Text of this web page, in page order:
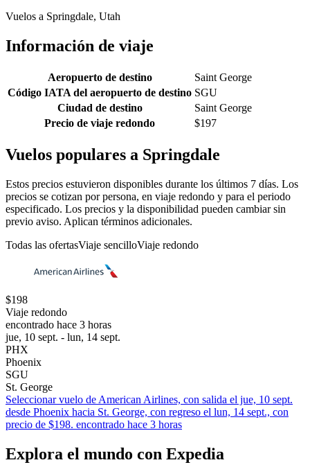
Vuelos a Springdale, Utah
Información de viaje
Aeropuerto de destino
Saint George
Código IATA del aeropuerto de destino SGU
Ciudad de destino
Saint George
Precio de viaje redondo
$197
Vuelos populares a Springdale
Estos precios estuvieron disponibles durante los últimos 7 días. Los
precios se cotizan por persona, en viaje redondo y para el periodo
especificado. Los precios y la disponibilidad pueden cambiar sin
previo aviso. Aplican términos adicionales.
Todas las ofertasViaje sencilloViaje redondo
$198
Viaje redondo
encontrado hace 3 horas
jue, 10 sept. - lun, 14 sept.
PHX
Phoenix
SGU
St. George
Seleccionar vuelo de American Airlines, con salida el jue, 10 sept.
desde Phoenix hacia St. George, con regreso el lun, 14 sept., con
precio de $198. encontrado hace 3 horas
Explora el mundo con Expedia